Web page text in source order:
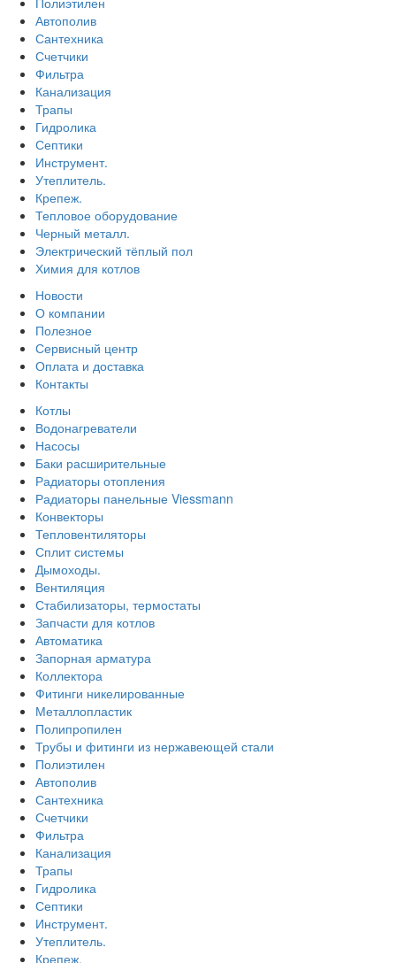
Автополив
Сантехника
Счетчики
Фильтра
Канализация
Трапы
Гидролика
Септики
Инструмент.
Утеплитель.
Крепеж.
Тепловое оборудование
Черный металл.
Электрический тёплый пол
Химия для котлов
Новости
О компании
Полезное
Сервисный центр
Оплата и доставка
Контакты
Котлы
Водонагреватели
Насосы
Баки расширительные
Радиаторы отопления
Радиаторы панельные Viessmann
Конвекторы
Тепловентиляторы
Сплит системы
Дымоходы.
Вентиляция
Стабилизаторы, термостаты
Запчасти для котлов
Автоматика
Запорная арматура
Коллектора
Фитинги никелированные
Металлопластик
Полипропилен
Трубы и фитинги из нержавеющей стали
Полиэтилен
Автополив
Сантехника
Счетчики
Фильтра
Канализация
Трапы
Гидролика
Септики
Инструмент.
Утеплитель.
Крепеж.